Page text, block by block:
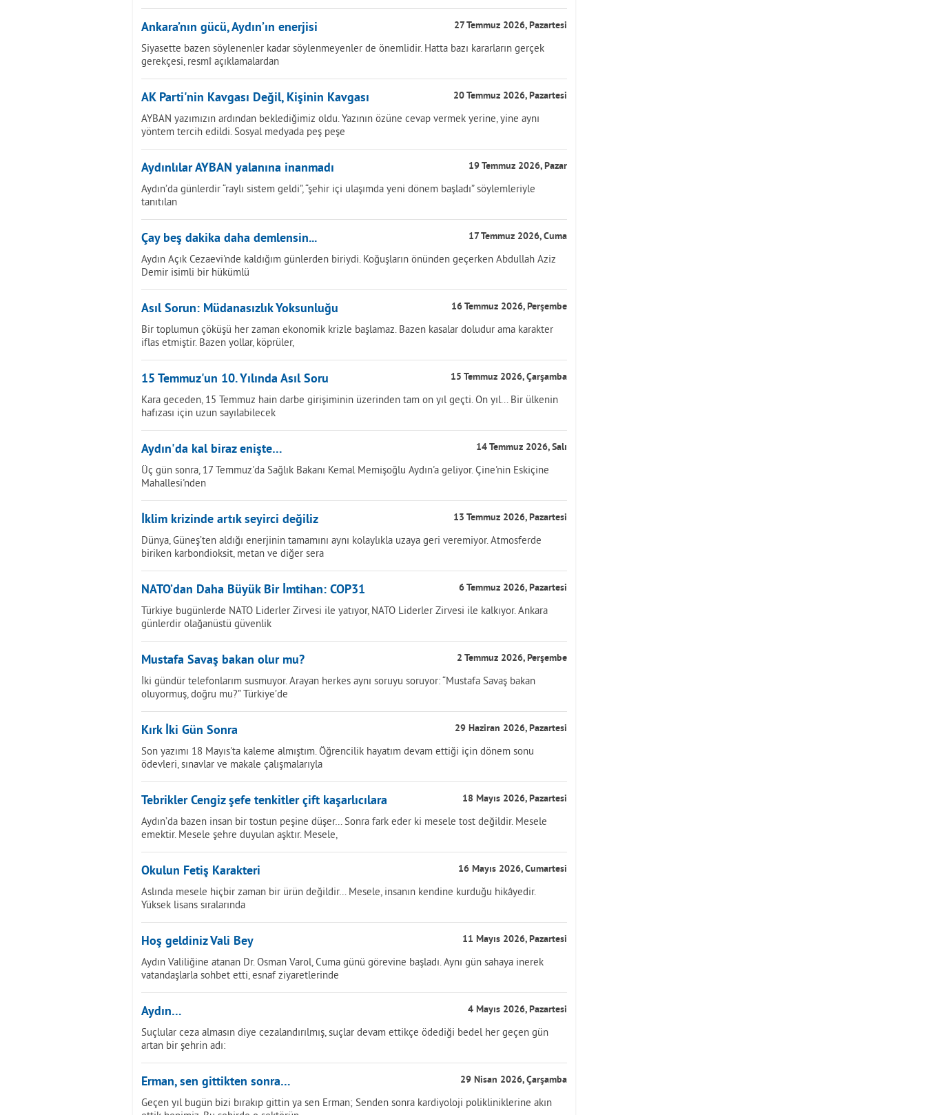
Ankara’nın gücü, Aydın’ın enerjisi 27 Temmuz 2026, Pazartesi
Siyasette bazen söylenenler kadar söylenmeyenler de önemlidir. Hatta bazı kararların gerçek
gerekçesi, resmî açıklamalardan
AK Parti'nin Kavgası Değil, Kişinin Kavgası 20 Temmuz 2026, Pazartesi
AYBAN yazımızın ardından beklediğimiz oldu. Yazının özüne cevap vermek yerine, yine aynı
yöntem tercih edildi. Sosyal medyada peş peşe
Aydınlılar AYBAN yalanına inanmadı 19 Temmuz 2026, Pazar
Aydın’da günlerdir “raylı sistem geldi”, “şehir içi ulaşımda yeni dönem başladı” söylemleriyle
tanıtılan
Çay beş dakika daha demlensin... 17 Temmuz 2026, Cuma
Aydın Açık Cezaevi'nde kaldığım günlerden biriydi. Koğuşların önünden geçerken Abdullah Aziz
Demir isimli bir hükümlü
Asıl Sorun: Müdanasızlık Yoksunluğu 16 Temmuz 2026, Perşembe
Bir toplumun çöküşü her zaman ekonomik krizle başlamaz. Bazen kasalar doludur ama karakter
iflas etmiştir. Bazen yollar, köprüler,
15 Temmuz'un 10. Yılında Asıl Soru 15 Temmuz 2026, Çarşamba
Kara geceden, 15 Temmuz hain darbe girişiminin üzerinden tam on yıl geçti. On yıl... Bir ülkenin
hafızası için uzun sayılabilecek
Aydın'da kal biraz enişte… 14 Temmuz 2026, Salı
Üç gün sonra, 17 Temmuz'da Sağlık Bakanı Kemal Memişoğlu Aydın'a geliyor. Çine'nin Eskiçine
Mahallesi'nden
İklim krizinde artık seyirci değiliz 13 Temmuz 2026, Pazartesi
Dünya, Güneş’ten aldığı enerjinin tamamını aynı kolaylıkla uzaya geri veremiyor. Atmosferde
biriken karbondioksit, metan ve diğer sera
NATO’dan Daha Büyük Bir İmtihan: COP31 6 Temmuz 2026, Pazartesi
Türkiye bugünlerde NATO Liderler Zirvesi ile yatıyor, NATO Liderler Zirvesi ile kalkıyor. Ankara
günlerdir olağanüstü güvenlik
Mustafa Savaş bakan olur mu? 2 Temmuz 2026, Perşembe
İki gündür telefonlarım susmuyor. Arayan herkes aynı soruyu soruyor: “Mustafa Savaş bakan
oluyormuş, doğru mu?” Türkiye’de
Kırk İki Gün Sonra 29 Haziran 2026, Pazartesi
Son yazımı 18 Mayıs'ta kaleme almıştım. Öğrencilik hayatım devam ettiği için dönem sonu
ödevleri, sınavlar ve makale çalışmalarıyla
Tebrikler Cengiz şefe tenkitler çift kaşarlıcılara 18 Mayıs 2026, Pazartesi
Aydın’da bazen insan bir tostun peşine düşer… Sonra fark eder ki mesele tost değildir. Mesele
emektir. Mesele şehre duyulan aşktır. Mesele,
Okulun Fetiş Karakteri 16 Mayıs 2026, Cumartesi
Aslında mesele hiçbir zaman bir ürün değildir… Mesele, insanın kendine kurduğu hikâyedir.
Yüksek lisans sıralarında
Hoş geldiniz Vali Bey 11 Mayıs 2026, Pazartesi
Aydın Valiliğine atanan Dr. Osman Varol, Cuma günü görevine başladı. Aynı gün sahaya inerek
vatandaşlarla sohbet etti, esnaf ziyaretlerinde
Aydın… 4 Mayıs 2026, Pazartesi
Suçlular ceza almasın diye cezalandırılmış, suçlar devam ettikçe ödediği bedel her geçen gün
artan bir şehrin adı:
Erman, sen gittikten sonra… 29 Nisan 2026, Çarşamba
Geçen yıl bugün bizi bırakıp gittin ya sen Erman; Senden sonra kardiyoloji polikliniklerine akın